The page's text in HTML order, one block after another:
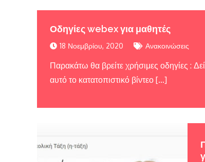
Οδηγίες webex για μαθητές
18 Νοεμβρίου, 2020 Ανακοινώσεις
Παρακάτω θα βρείτε χρήσιμες οδηγίες :
αυτό το κατατοπιστικό βίντεο […]